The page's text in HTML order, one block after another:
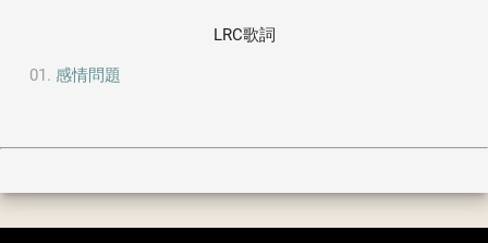
LRC歌詞
感情問題